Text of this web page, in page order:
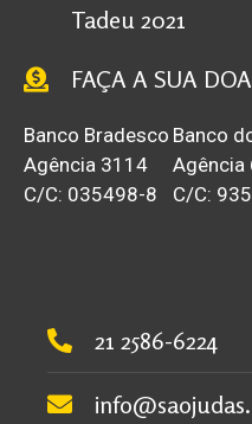
Tadeu 2021
FAÇA A SUA
Banco Bradesco
Agência 3114
C/C: 035498-8
Banco
Agência
C/C:
21 2586-6224